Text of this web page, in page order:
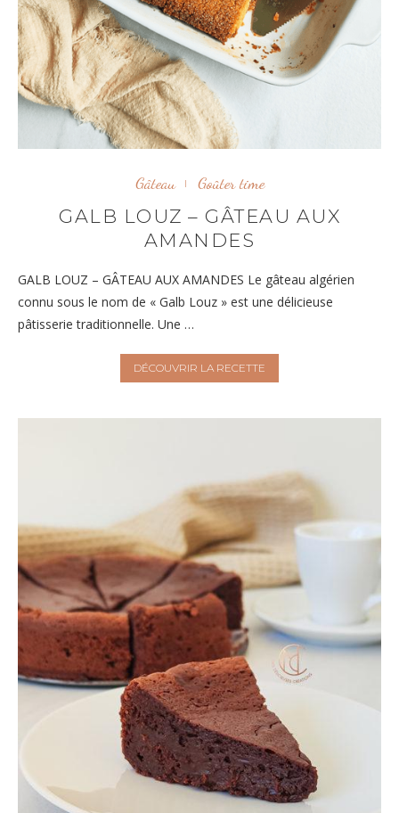
Gâteau Goûter time
GALB LOUZ – GÂTEAU AUX
AMANDES
GALB LOUZ – GÂTEAU AUX AMANDES Le gâteau algérien
connu sous le nom de « Galb Louz » est une délicieuse
pâtisserie traditionnelle. Une …
DÉCOUVRIR LA RECETTE